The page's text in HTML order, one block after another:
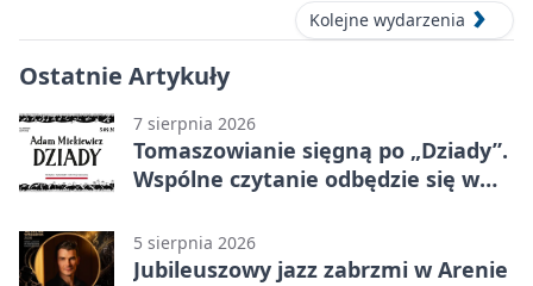
Kolejne wydarzenia
Ostatnie Artykuły
7 sierpnia 2026
Tomaszowianie sięgną po „Dziady”.
Wspólne czytanie odbędzie się w
5 sierpnia 2026
Jubileuszowy jazz zabrzmi w Arenie